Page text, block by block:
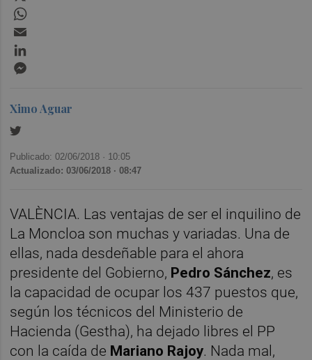
Ximo Aguar
Publicado: 02/06/2018 · 10:05
Actualizado: 03/06/2018 · 08:47
VALÈNCIA. Las ventajas de ser el inquilino de
La Moncloa son muchas y variadas. Una de
ellas, nada desdeñable para el ahora
presidente del Gobierno, Pedro Sánchez, es
la capacidad de ocupar los 437 puestos que,
según los técnicos del Ministerio de
Hacienda (Gestha), ha dejado libres el PP
con la caída de Mariano Rajoy. Nada mal,